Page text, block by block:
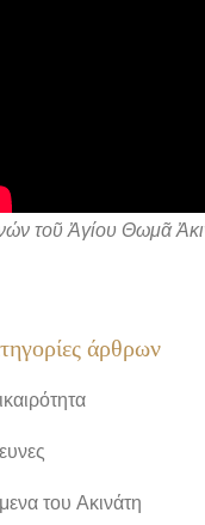
τοῦ Ἀγίου Θωμᾶ
άρθρων
του Ακινάτη